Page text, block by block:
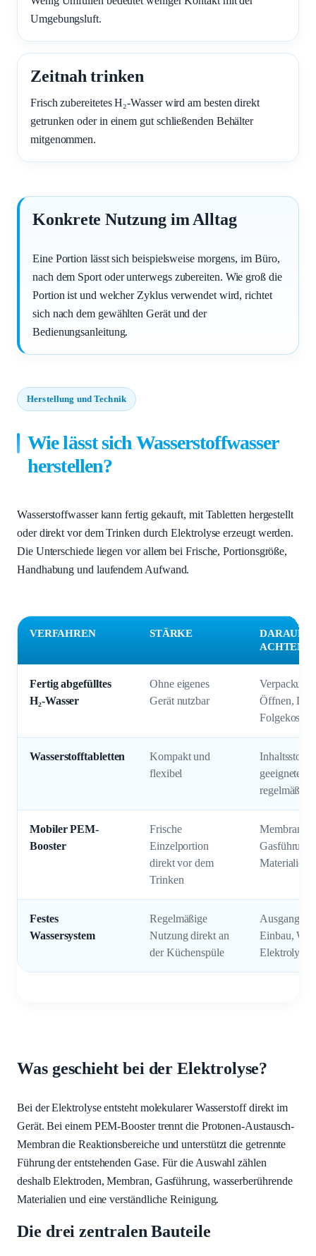
Umgebungsluft.
Zeitnah trinken
Frisch zubereitetes H₂-Wasser wird am besten direkt
getrunken oder in einem gut schließenden Behälter
mitgenommen.
Konkrete Nutzung im Alltag
Eine Portion lässt sich beispielsweise morgens, im Büro,
nach dem Sport oder unterwegs zubereiten. Wie groß die
Portion ist und welcher Zyklus verwendet wird, richtet
sich nach dem gewählten Gerät und der
Bedienungsanleitung.
Herstellung und Technik
Wie lässt sich Wasserstoffwasser
herstellen?
Wasserstoffwasser kann fertig gekauft, mit Tabletten hergestellt
oder direkt vor dem Trinken durch Elektrolyse erzeugt werden.
Die Unterschiede liegen vor allem bei Frische, Portionsgröße,
Handhabung und laufendem Aufwand.
VERFAHREN STÄRKE
DARAUF
ACHTEN
Fertig abgefülltes
H₂-Wasser
Ohne eigenes
Gerät nutzbar
Öffnen,
Folgekosten
Wasserstofftabletten
Kompakt und
flexibel
geeignetes
Mobiler PEM-
Booster
Frische
Einzelportion
direkt vor dem
Trinken
Membran,
Materialien
Festes
Wassersystem
Regelmäßige
Nutzung direkt an
der Küchenspüle
Einbau,
Was geschieht bei der Elektrolyse?
Bei der Elektrolyse entsteht molekularer Wasserstoff direkt im
Gerät. Bei einem PEM-Booster trennt die Protonen-Austausch-
Membran die Reaktionsbereiche und unterstützt die getrennte
Führung der entstehenden Gase. Für die Auswahl zählen
deshalb Elektroden, Membran, Gasführung, wasserberührende
Materialien und eine verständliche Reinigung.
Die drei zentralen Bauteile